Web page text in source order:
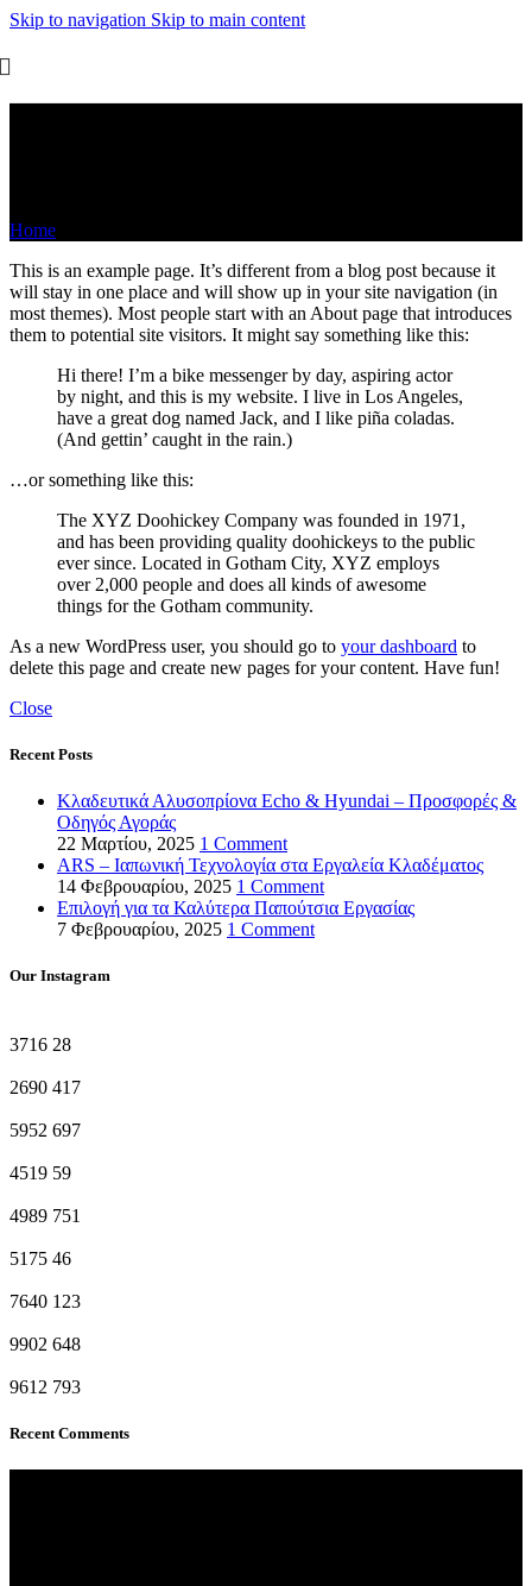
Skip to navigation Skip to main content
Home
This is an example page. It’s different from a blog post because it
will stay in one place and will show up in your site navigation (in
most themes). Most people start with an About page that introduces
them to potential site visitors. It might say something like this:
Hi there! I’m a bike messenger by day, aspiring actor
by night, and this is my website. I live in Los Angeles,
have a great dog named Jack, and I like piña coladas.
(And gettin’ caught in the rain.)
…or something like this:
The XYZ Doohickey Company was founded in 1971,
and has been providing quality doohickeys to the public
ever since. Located in Gotham City, XYZ employs
over 2,000 people and does all kinds of awesome
things for the Gotham community.
As a new WordPress user, you should go to your dashboard to
delete this page and create new pages for your content. Have fun!
Close
Recent Posts
Κλαδευτικά Αλυσοπρίονα Echo & Hyundai – Προσφορές &
Οδηγός Αγοράς
22 Μαρτίου, 2025 1 Comment
ARS – Ιαπωνική Τεχνολογία στα Εργαλεία Κλαδέματος
14 Φεβρουαρίου, 2025 1 Comment
Επιλογή για τα Καλύτερα Παπούτσια Εργασίας
7 Φεβρουαρίου, 2025 1 Comment
Our Instagram
3716 28
2690 417
5952 697
4519 59
4989 751
5175 46
7640 123
9902 648
9612 793
Recent Comments